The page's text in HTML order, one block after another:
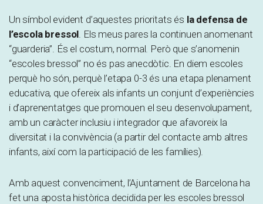
Un símbol evident d’aquestes prioritats és la defensa de
l’escola bressol. Els meus pares la continuen anomenant
“guarderia”. És el costum, normal. Però que s’anomenin
“escoles bressol” no és pas anecdòtic. En diem escoles
perquè ho són, perquè l’etapa 0-3 és una etapa plenament
educativa, que ofereix als infants un conjunt d’experiències
i d’aprenentatges que promouen el seu desenvolupament,
amb un caràcter inclusiu i integrador que afavoreix la
diversitat i la convivència (a partir del contacte amb altres
infants, així com la participació de les famílies).
Amb aquest convenciment, l’Ajuntament de Barcelona ha
fet una aposta històrica decidida per les escoles bressol